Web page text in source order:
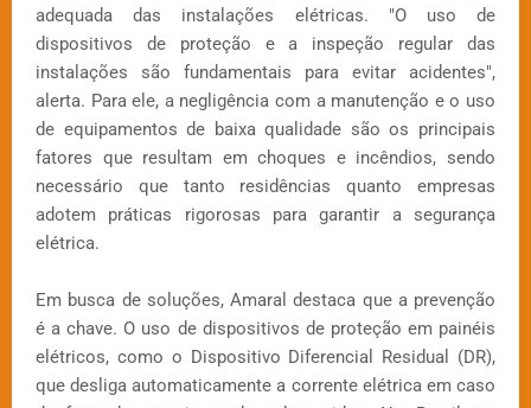
adequada das instalações elétricas. "O uso de
dispositivos de proteção e a inspeção regular das
instalações são fundamentais para evitar acidentes",
alerta. Para ele, a negligência com a manutenção e o uso
de equipamentos de baixa qualidade são os principais
fatores que resultam em choques e incêndios, sendo
necessário que tanto residências quanto empresas
adotem práticas rigorosas para garantir a segurança
elétrica.
Em busca de soluções, Amaral destaca que a prevenção
é a chave. O uso de dispositivos de proteção em painéis
elétricos, como o Dispositivo Diferencial Residual (DR),
que desliga automaticamente a corrente elétrica em caso